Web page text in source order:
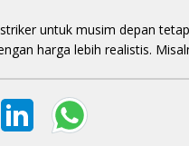
untuk musim depan
harga lebih realistis.